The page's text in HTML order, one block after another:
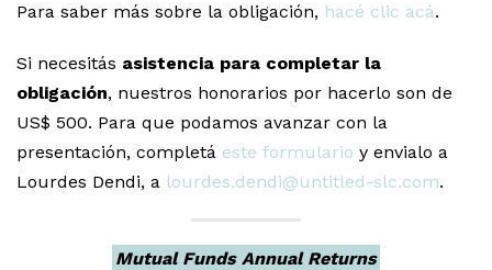
Para saber más sobre la obligación, hacé clic acá.
Si necesitás asistencia para completar la
obligación, nuestros honorarios por hacerlo son de
US$ 500. Para que podamos avanzar con la
presentación, completá este formulario y envialo a
Lourdes Dendi, a lourdes.dendi@untitled-slc.com.
Mutual Funds Annual Returns